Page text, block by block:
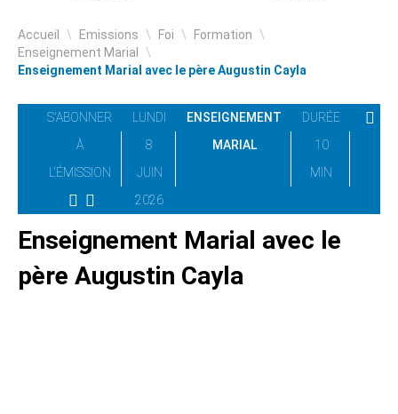
Accueil \ Emissions \ Foi \ Formation \
Enseignement Marial
\
Enseignement Marial avec le père Augustin Cayla
S'ABONNER
À
L'ÉMISSION
LUNDI
8
JUIN
2026
ENSEIGNEMENT
MARIAL
DURÉE
10
MIN
Enseignement Marial avec le
père Augustin Cayla